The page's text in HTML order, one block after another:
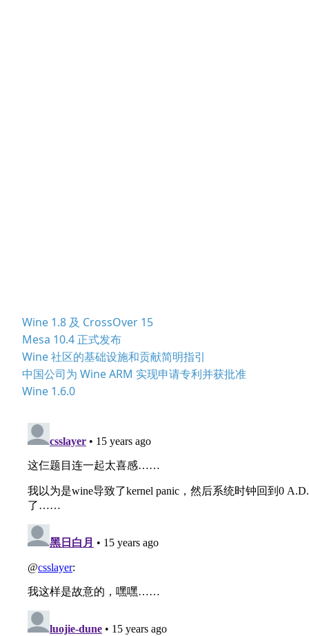
Wine 1.8 及 CrossOver 15
Mesa 10.4 正式发布
Wine 社区的基础设施和贡献简明指引
中国公司为 Wine ARM 实现申请专利并获批准
Wine 1.6.0